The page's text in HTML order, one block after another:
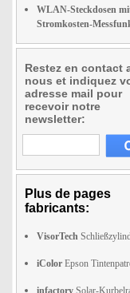
WLAN-Steckdosen
Stromkosten-
Restez en contact
nous et indiquez
adresse mail pour
recevoir notre
newsletter:
Plus de pages
fabricants:
VisorTech
iColor Epson
infactory Solar-